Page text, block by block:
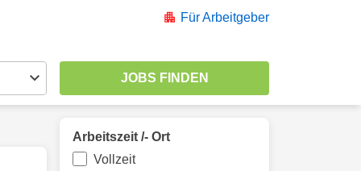
Für Arbeitgeber
Arbeitszeit /- Ort
Vollzeit